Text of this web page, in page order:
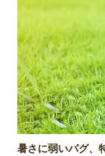
暑さに弱いパグ、